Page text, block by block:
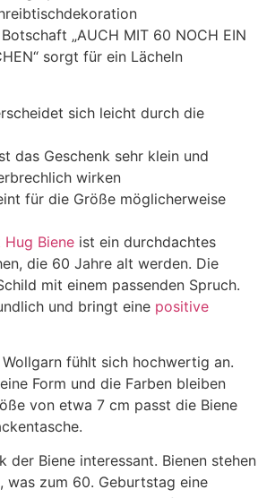
„AUCH MIT 60 NOCH EIN
sorgt für ein Lächeln
sich leicht durch die
das Geschenk sehr klein und
wirken
für die Größe möglicherweise
Hug Biene ist ein durchdachtes
die 60 Jahre alt werden. Die
mit einem passenden Spruch.
und bringt eine positive
fühlt sich hochwertig an.
Form und die Farben bleiben
von etwa 7 cm passt die Biene
der Biene interessant. Bienen stehen
was zum 60. Geburtstag eine